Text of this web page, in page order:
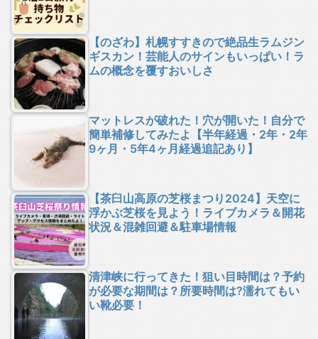
【のざわ】札幌すすきので絶品生ラムジン
ギスカン！芸能人のサインもいっぱい！ラ
ムの概念を覆すおいしさ
マットレスが破れた！穴が開いた！自分で
簡単補修してみたよ【半年経過・2年・2年
9ヶ月・5年4ヶ月経過追記あり】
【茶臼山高原の芝桜まつり2024】天空に
浮かぶ芝桜を見よう！ライブカメラ＆開花
状況＆混雑回避＆駐車場情報
清津峡に行ってきた！狙い目時間は？予約
が必要な期間は？所要時間は?濡れてもい
い靴必要！